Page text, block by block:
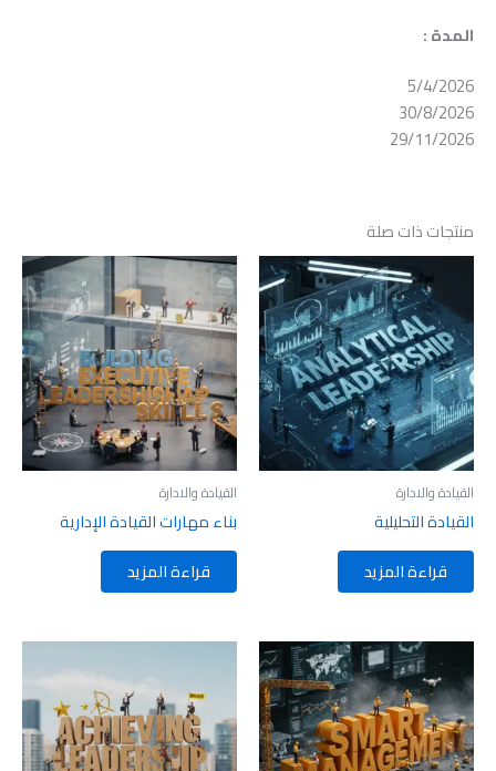
المدة :
5/4/2026
30/8/2026
29/11/2026
منتجات ذات صلة
القيادة والادارة
القيادة التحليلية
قراءة المزيد
القيادة والادارة
بناء مهارات القيادة الإدارية
قراءة المزيد